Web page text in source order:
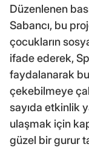
Düzenlenen
Sabancı, bu
çocukların
ifade ederek,
faydalanarak bu
çekebilmeye
sayıda etkinlik
ulaşmak için
güzel bir gurur